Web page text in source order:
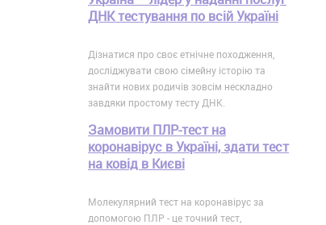
ДНК тестування по всій Україні
Дізнатися про своє етнічне походження,
досліджувати свою сімейну історію та
знайти нових родичів зовсім нескладно
завдяки простому тесту ДНК.
Замовити ПЛР-тест на
коронавірус в Україні, здати тест
на ковід в Києві
Молекулярний тест на коронавірус за
допомогою ПЛР - це точний тест,